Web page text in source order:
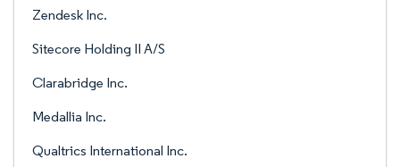
Zendesk Inc.
Sitecore Holding II A/S
Clarabridge Inc.
Medallia Inc.
Qualtrics International Inc.